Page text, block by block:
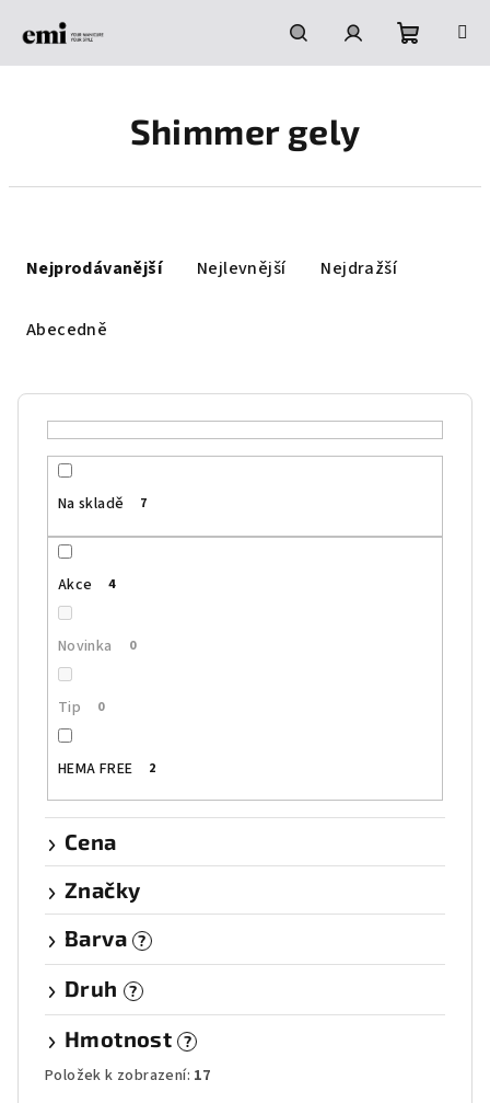
HledatPřihlášeníNákupní
Shimmer gely
Nejprodávanější Nejlevnější Nejdražší
Abecedně
Na skladě 7
Akce 4
Novinka 0
Tip 0
HEMA FREE 2
Cena
Značky
Barva
?
Druh ?
Hmotnost ?
Položek k zobrazení: 17